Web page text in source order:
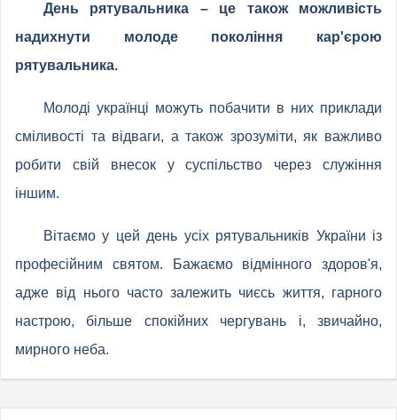
День рятувальника – це також можливість
надихнути молоде покоління кар'єрою
рятувальника.
Молоді українці можуть побачити в них приклади
сміливості та відваги, а також зрозуміти, як важливо
робити свій внесок у суспільство через служіння
іншим.
Вітаємо у цей день усіх рятувальників України із
професійним святом. Бажаємо відмінного здоров'я,
адже від нього часто залежить чиєсь життя, гарного
настрою, більше спокійних чергувань і, звичайно,
мирного неба.